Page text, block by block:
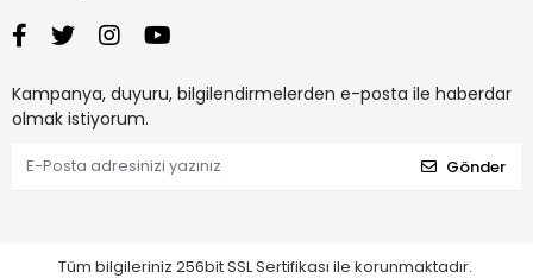
Kampanya, duyuru, bilgilendirmelerden e-posta ile haberdar
olmak istiyorum.
Gönder
Tüm bilgileriniz 256bit SSL Sertifikası ile korunmaktadır.